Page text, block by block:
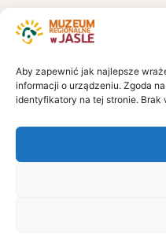
Aby zapewnić jak najlepsze
informacji o urządzeniu. Zgoda
identyfikatory na tej stronie.